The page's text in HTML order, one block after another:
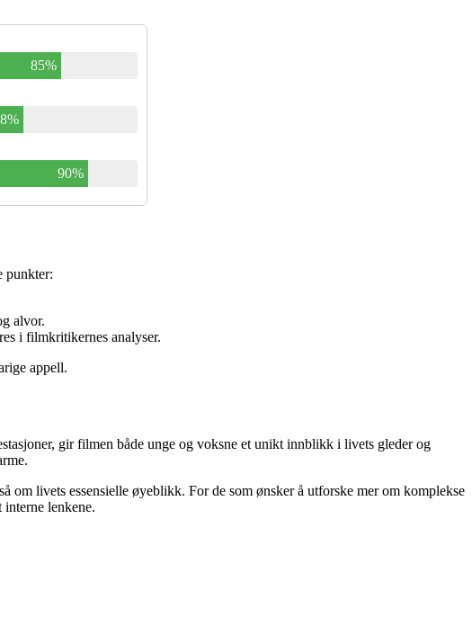
85%
90%
punkter:
alvor.
i filmkritikernes analyser.
appell.
gir filmen både unge og voksne et unikt innblikk i livets gleder og
livets essensielle øyeblikk. For de som ønsker å utforske mer om komplekse
interne lenkene.